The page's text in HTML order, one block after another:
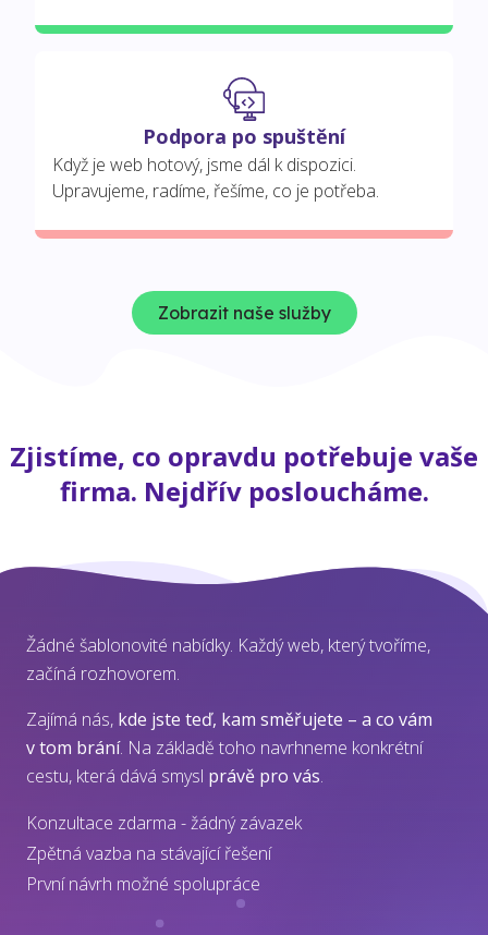
Podpora po spuštění
Když je web hotový, jsme dál k dispozici.
Upravujeme, radíme, řešíme, co je potřeba.
Zobrazit naše služby
Zjistíme, co opravdu potřebuje vaše
firma. Nejdřív posloucháme.
Žádné šablonovité nabídky. Každý web, který tvoříme,
začíná rozhovorem.
Zajímá nás, kde jste teď, kam směřujete – a co vám
v tom brání. Na základě toho navrhneme konkrétní
cestu, která dává smysl právě pro vás.
Konzultace zdarma - žádný závazek
Zpětná vazba na stávající řešení
První návrh možné spolupráce